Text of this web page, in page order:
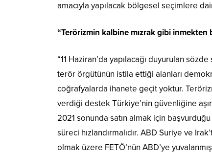
amacıyla yapılacak bölgesel seçimlere
“Terörizmin kalbine mızrak gibi inmekten
“11 Haziran’da yapılacağı duyurulan
terör örgütünün istila ettiği alanları
coğrafyalarda ihanete geçit yoktur.
verdiği destek Türkiye’nin güvenliğine
2021 sonunda satın almak için
süreci hızlandırmalıdır. ABD Suriye ve
olmak üzere FETÖ’nün ABD’ye